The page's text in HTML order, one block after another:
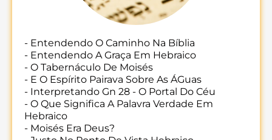
- Entendendo O Caminho Na Bíblia
- Entendendo A Graça Em Hebraico
- O Tabernáculo De Moisés
- E O Espírito Pairava Sobre As ÁGuas
- Interpretando Gn 28 - O Portal Do Céu
- O Que Significa A Palavra Verdade Em
Hebraico
- Moisés Era Deus?